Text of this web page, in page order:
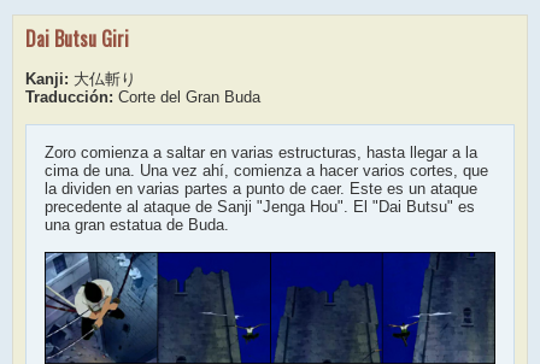
Dai Butsu Giri
Kanji: 大仏斬り
Traducción: Corte del Gran Buda
Zoro comienza a saltar en varias estructuras, hasta llegar a la
cima de una. Una vez ahí, comienza a hacer varios cortes, que
la dividen en varias partes a punto de caer. Este es un ataque
precedente al ataque de Sanji "Jenga Hou". El "Dai Butsu" es
una gran estatua de Buda.